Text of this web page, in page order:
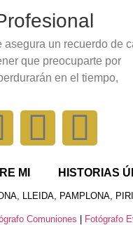
un recuerdo de
que preocuparte por
en el tiempo,
MI HISTORIAS
LLEIDA, PAMPLONA,
Comuniones Fotógrafo